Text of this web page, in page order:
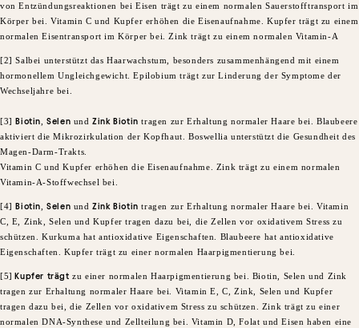
von Entzündungsreaktionen bei Eisen trägt zu einem normalen Sauerstofftransport im
Körper bei. Vitamin C und Kupfer erhöhen die Eisenaufnahme. Kupfer trägt zu einem
normalen Eisentransport im Körper bei. Zink trägt zu einem normalen Vitamin-A
[2] Salbei unterstützt das Haarwachstum, besonders zusammenhängend mit einem
hormonellem Ungleichgewicht. Epilobium trägt zur Linderung der Symptome der
Wechseljahre bei.
​[3]Biotin ,Selen undZink Biotin tragen zur Erhaltung normaler Haare bei. Blaubeere
aktiviert die Mikrozirkulation der Kopfhaut. Boswellia unterstützt die Gesundheit des
Magen-Darm-Trakts.
Vitamin C und Kupfer erhöhen die Eisenaufnahme. Zink trägt zu einem normalen
Vitamin-A-Stoffwechsel bei.
​[4]Biotin ,Selen undZink Biotin tragen zur Erhaltung normaler Haare bei. Vitamin
C, E, Zink, Selen und Kupfer tragen dazu bei, die Zellen vor oxidativem Stress zu
schützen. Kurkuma hat antioxidative Eigenschaften. Blaubeere hat antioxidative
Eigenschaften. Kupfer trägt zu einer normalen Haarpigmentierung bei.
​[5] Kupfer trägt zu einer normalen Haarpigmentierung bei. Biotin, Selen und Zink
tragen zur Erhaltung normaler Haare bei. Vitamin E, C, Zink, Selen und Kupfer
tragen dazu bei, die Zellen vor oxidativem Stress zu schützen. Zink trägt zu einer
normalen DNA-Synthese und Zellteilung bei. Vitamin D, Folat und Eisen haben eine